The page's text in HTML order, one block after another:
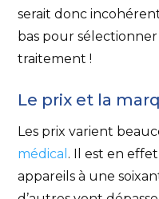
serait donc
bas pour
traitement !
Le prix et la
Les prix varient
médical . Il est en
appareils à une